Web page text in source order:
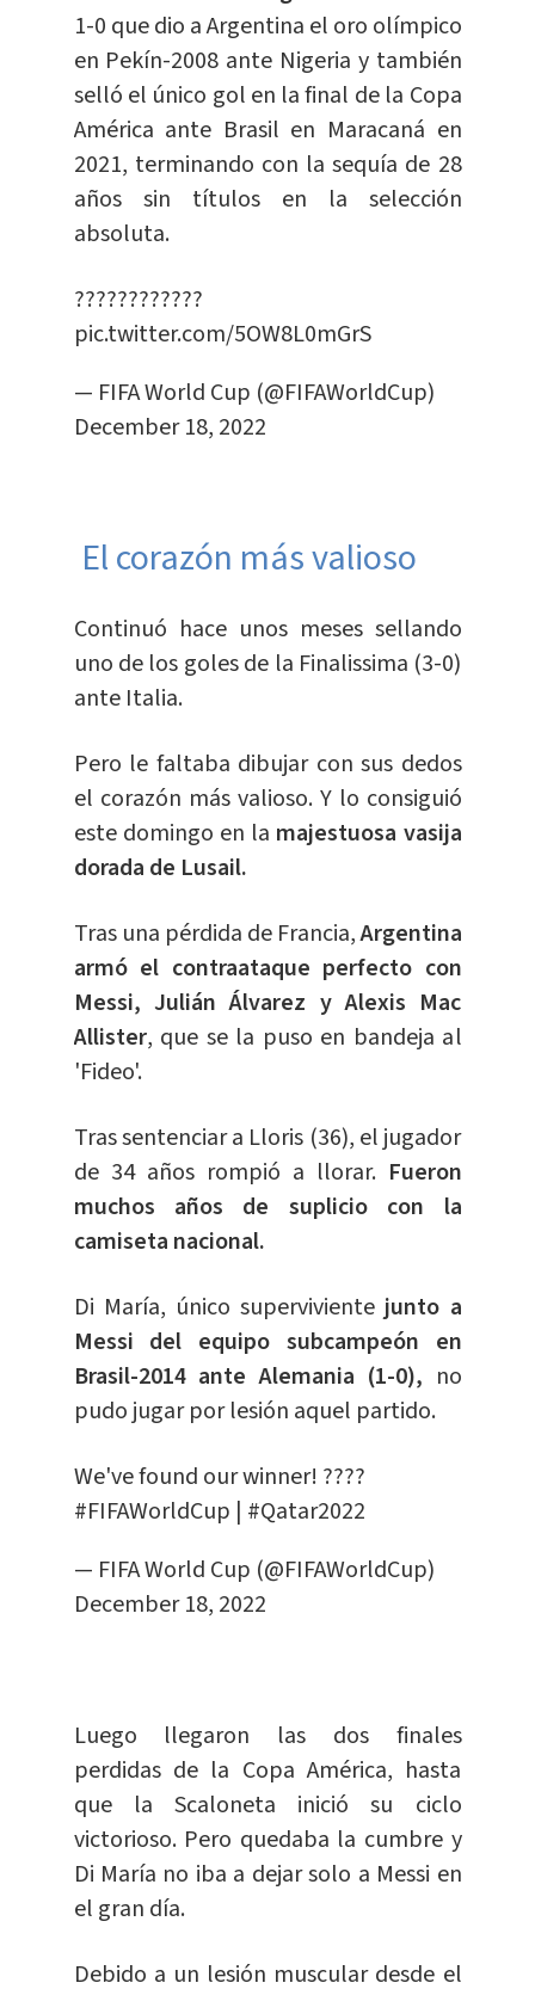
1-0 que dio a Argentina el oro olímpico
en Pekín-2008 ante Nigeria y también
selló el único gol en la final de la Copa
América ante Brasil en Maracaná en
2021, terminando con la sequía de 28
años sin títulos en la selección
absoluta.
????????????
pic.twitter.com/5OW8L0mGrS
— FIFA World Cup (@FIFAWorldCup)
December 18, 2022
El corazón más valioso
Continuó hace unos meses sellando
uno de los goles de la Finalissima (3-0)
ante Italia.
Pero le faltaba dibujar con sus dedos
el corazón más valioso. Y lo consiguió
este domingo en la majestuosa vasija
dorada de Lusail.
Tras una pérdida de Francia,Argentina
armó el contraataque perfecto con
Messi, Julián Álvarez y Alexis Mac
Allister, que se la puso en bandeja al
'Fideo'.
Tras sentenciar a Lloris (36), el jugador
de 34 años rompió a llorar.Fueron
muchos años de suplicio con la
camiseta nacional.
Di María, único supervivientejunto a
Messi del equipo subcampeón en
Brasil-2014 ante Alemania (1-0), no
pudo jugar por lesión aquel partido.
We've found our winner! ????
#FIFAWorldCup | #Qatar2022
— FIFA World Cup (@FIFAWorldCup)
December 18, 2022
Luego llegaron las dos finales
perdidas de la Copa América, hasta
que la Scaloneta inició su ciclo
victorioso. Pero quedaba la cumbre y
Di María no iba a dejar solo a Messi en
el gran día.
Debido a un lesión muscular desde el